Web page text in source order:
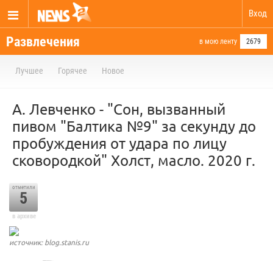
Вход
Развлечения в мою ленту 2679
Лучшее Горячее Новое
А. Левченко - "Сон, вызванный
пивом "Балтика №9" за секунду до
пробуждения от удара по лицу
сковородкой" Холст, масло. 2020 г.
отметили
5
в архиве
источник: blog.stanis.ru